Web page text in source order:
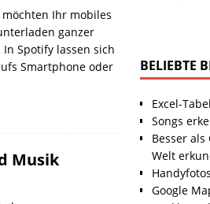
Ihr mobiles
ganzer
Spotify lassen sich
Smartphone oder
Musik
BELIEBTE
Excel-
Songs
Besser als
Welt
Google